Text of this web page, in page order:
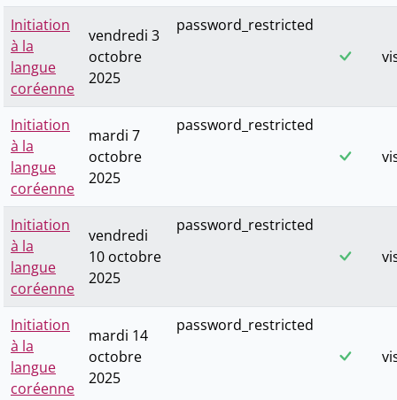
Initiation
à la
langue
coréenne
vendredi 3
octobre
2025
password_restricted
Initiation
à la
langue
coréenne
mardi 7
octobre
2025
password_restricted
Initiation
à la
langue
coréenne
vendredi
10 octobre
2025
password_restricted
Initiation
à la
langue
coréenne
mardi 14
octobre
2025
password_restricted